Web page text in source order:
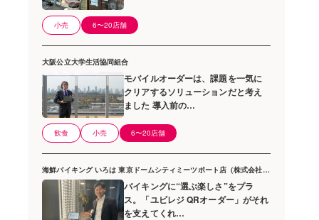
小売 6〜20店舗
大阪公立大学生活協同組合
モバイルオーダーは、課題を一気に
クリアするソリューションだと考え
ました 導入前の…
飲食 小売 6〜20店舗
海鮮バイキング いろは 東京ドームシティミーツポート店（株式会社エイチ・アイ・エス）
バイキングに“選ぶ楽しさ”をプラ
ス。「ユビレジ QRオーダー」がそれ
を支えてくれ…